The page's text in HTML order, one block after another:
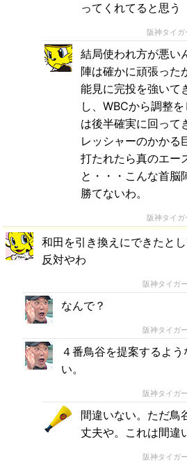
ってくれてると思う
阪神タイガ
結局使われ方が悪い
陣は確かに頑張った
能見に完投を強いて
し、WBCから調整
は後半確実に回って
レッシャーのかかる
打たれたら真のエー
と・・・こんな首脳
勝てないわ。
阪神タイガ
和田を引き換えにできたと
反対やわ
阪神タイガ
なんで？
阪神タイガ
４番鳥谷を提案するよ
い。
阪神タイガ
間違いない。ただ鳥
丈夫や。これは間違
阪神タイガ